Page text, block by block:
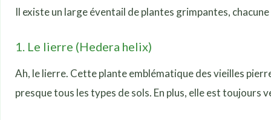
Il existe un large éventail de plantes grimpantes,
1. Le lierre (Hedera helix)
Ah, le lierre. Cette plante emblématique des vieilles
presque tous les types de sols. En plus, elle est toujours